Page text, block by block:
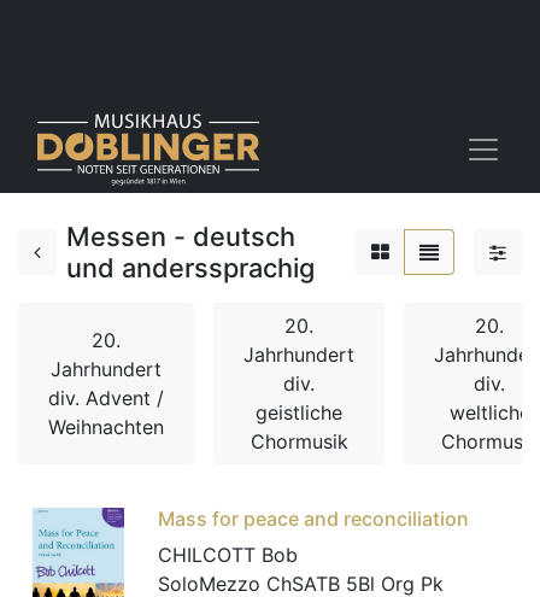
Messen - deutsch
und anderssprachig
20.
Jahrhundert
div. Advent /
Weihnachten
20.
Jahrhundert
div.
geistliche
Chormusik
20.
div.
weltliche
Chormusik
Mass for peace and reconciliation
CHILCOTT Bob
SoloMezzo ChSATB 5Bl Org Pk